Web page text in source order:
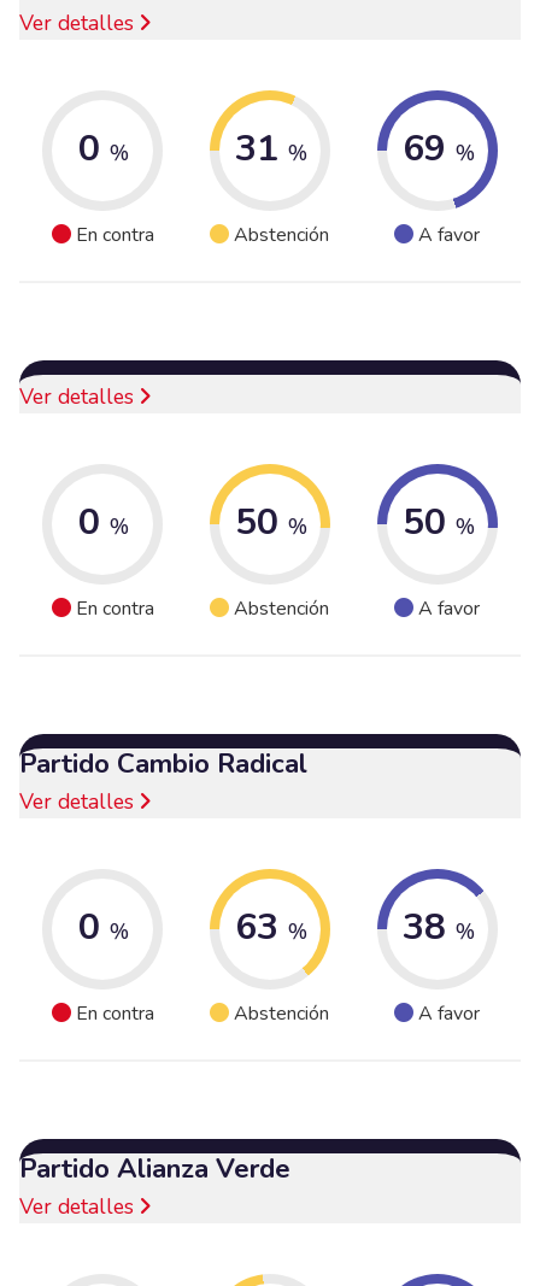
Ver detalles
0 %
En contra
31 %
Abstención
69 %
A favor
Ver detalles
0 %
En contra
50 %
Abstención
50 %
A favor
Partido Cambio Radical
Ver detalles
0 %
En contra
63 %
Abstención
38 %
A favor
Partido Alianza Verde
Ver detalles